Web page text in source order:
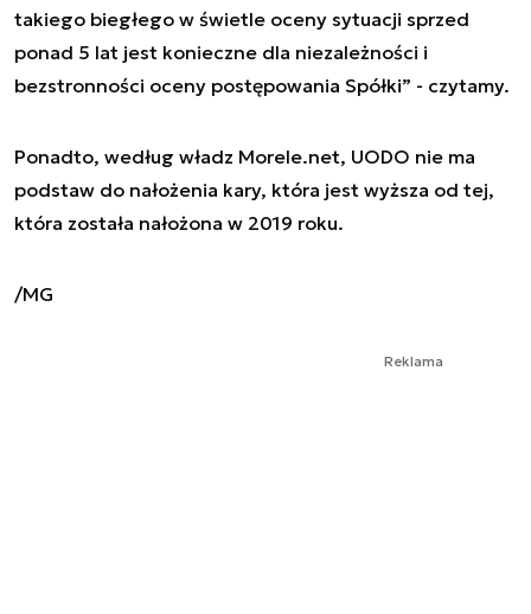
takiego biegłego w świetle oceny sytuacji sprzed
ponad 5 lat jest konieczne dla niezależności i
bezstronności oceny postępowania Spółki” - czytamy.
Ponadto, według władz Morele.net, UODO nie ma
podstaw do nałożenia kary, która jest wyższa od tej,
która została nałożona w 2019 roku.
/MG
Reklama